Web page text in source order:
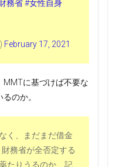
務省#女性自身
February 17, 2021
MMTに基づけば不要な
のか。
く、まだまだ借金
務省が全否定する
たりうるのか、記